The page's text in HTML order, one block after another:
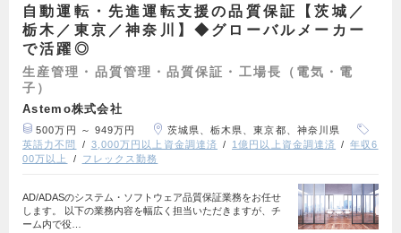
自動運転・先進運転支援の品質保証【茨城／
栃木／東京／神奈川】◆グローバルメーカー
で活躍◎
生産管理・品質管理・品質保証・工場長（電気・電
子）
Astemo株式会社
500万円 ～ 949万円
茨城県、栃木県、東京都、神奈川県
英語力不問
3,000万円以上資金調達済 1億円以上資金調達済
年収6
00万以上
フレックス勤務
AD/ADASのシステム・ソフトウェア品質保証業務をお任せ
します。 以下の業務内容を幅広く担当いただきますが、チ
ーム内で役…